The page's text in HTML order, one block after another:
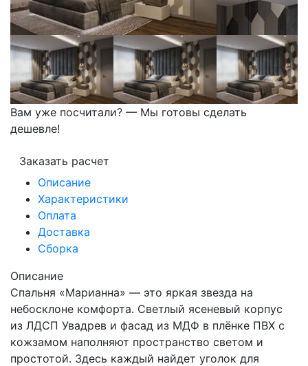
Вам уже посчитали? — Мы готовы сделать
дешевле!
Заказать расчет
Описание
Характеристики
Оплата
Доставка
Сборка
Описание
Спальня «Марианна» — это яркая звезда на
небосклоне комфорта. Светлый ясеневый корпус
из ЛДСП Увадрев и фасад из МДФ в плёнке ПВХ с
кожзамом наполняют пространство светом и
простотой. Здесь каждый найдет уголок для